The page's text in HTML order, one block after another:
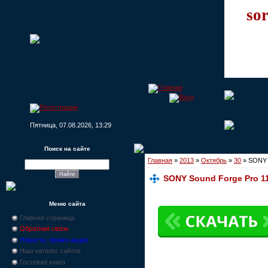
Пятница, 07.08.2026, 13:29
Поиск на сайте
Меню сайта
Главная страница
Обратная связь
Новости, промо-акции
Наш каталог сайтов
Гостевая книга
Главная » 2013 » Октябрь » 30 » SONY
SONY Sound Forge Pro